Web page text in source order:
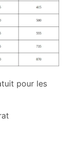
pour les